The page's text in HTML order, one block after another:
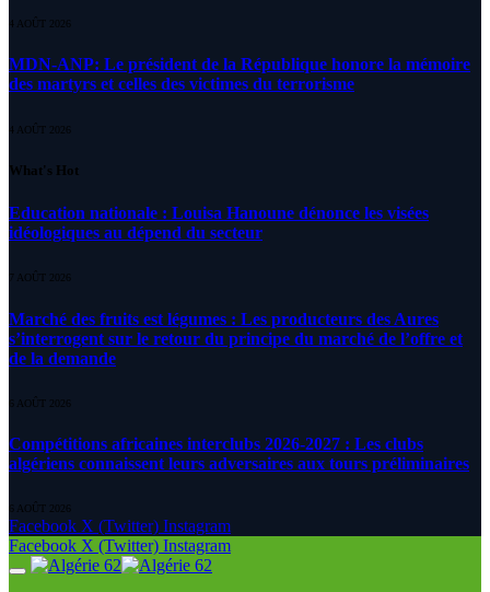
4 AOÛT 2026
MDN-ANP: Le président de la République honore la mémoire
des martyrs et celles des victimes du terrorisme
4 AOÛT 2026
What's Hot
Education nationale : Louisa Hanoune dénonce les visées
idéologiques au dépend du secteur
7 AOÛT 2026
Marché des fruits est légumes : Les producteurs des Aures
s’interrogent sur le retour du principe du marché de l’offre et
de la demande
6 AOÛT 2026
Compétitions africaines interclubs 2026-2027 : Les clubs
algériens connaissent leurs adversaires aux tours préliminaires
6 AOÛT 2026
Facebook X (Twitter) Instagram
Facebook X (Twitter) Instagram